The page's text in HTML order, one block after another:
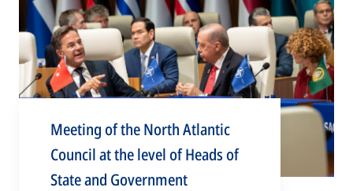
Meeting of the North Atlantic
Council at the level of Heads of
State and Government